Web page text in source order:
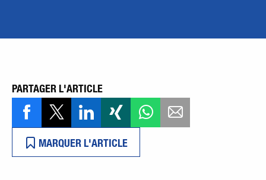
PARTAGER L'ARTICLE
MARQUER L'ARTICLE